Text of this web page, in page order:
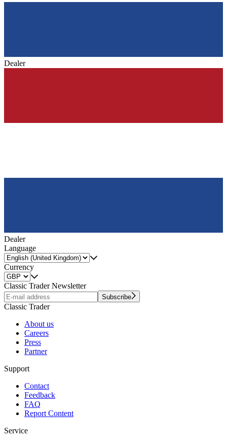
Dealer
Dealer
Language
Currency
Classic Trader Newsletter
Subscribe
Classic Trader
About us
Careers
Press
Partner
Support
Contact
Feedback
FAQ
Report Content
Service